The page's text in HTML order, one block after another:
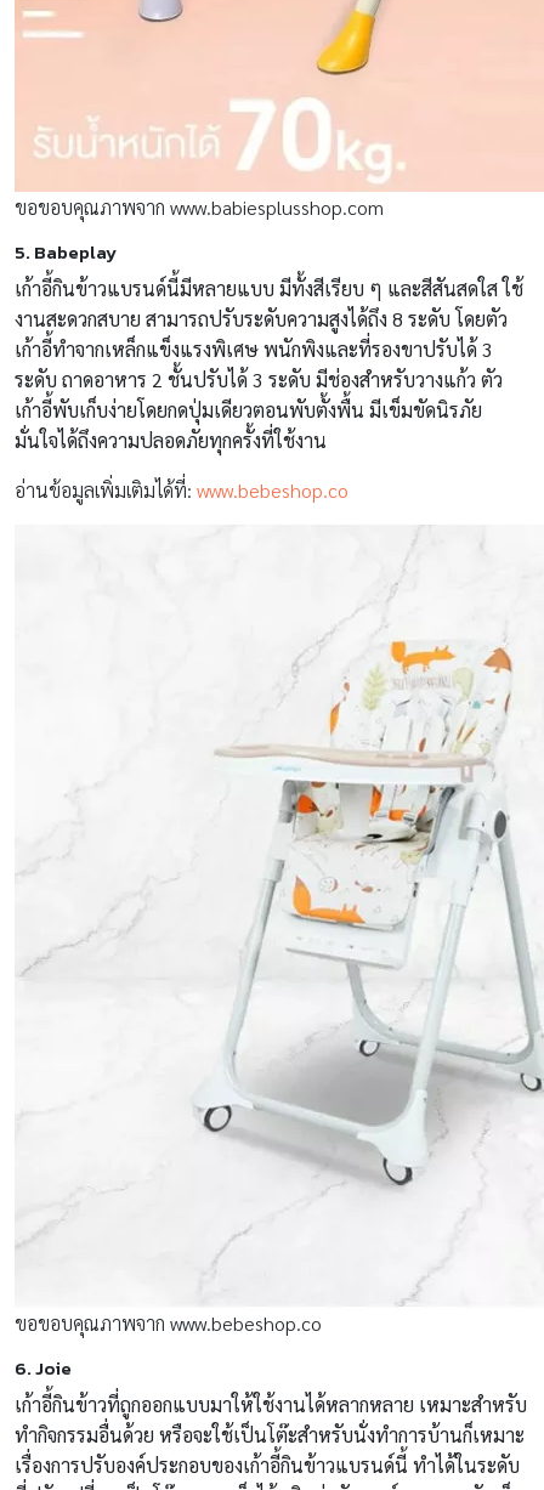
ขอขอบคุณภาพจาก www.babiesplusshop.com
5. Babeplay
เก้าอี้กินข้าวแบรนด์นี้มีหลายแบบ มีทั้งสีเรียบ ๆ และสีสันสดใส ใช้
งานสะดวกสบาย สามารถปรับระดับความสูงได้ถึง 8 ระดับ โดยตัว
เก้าอี้ทำจากเหล็กแข็งแรงพิเศษ พนักพิงและที่รองขาปรับได้ 3
ระดับ ถาดอาหาร 2 ชั้นปรับได้ 3 ระดับ มีช่องสำหรับวางแก้ว ตัว
เก้าอี้พับเก็บง่ายโดยกดปุ่มเดียวตอนพับตั้งพื้น มีเข็มขัดนิรภัย
มั่นใจได้ถึงความปลอดภัยทุกครั้งที่ใช้งาน
อ่านข้อมูลเพิ่มเติมได้ที่: www.bebeshop.co
ขอขอบคุณภาพจาก www.bebeshop.co
6. Joie
เก้าอี้กินข้าวที่ถูกออกแบบมาให้ใช้งานได้หลากหลาย เหมาะสำหรับ
ทำกิจกรรมอื่นด้วย หรือจะใช้เป็นโต๊ะสำหรับนั่งทำการบ้านก็เหมาะ
เรื่องการปรับองค์ประกอบของเก้าอี้กินข้าวแบรนด์นี้ ทำได้ในระดับ